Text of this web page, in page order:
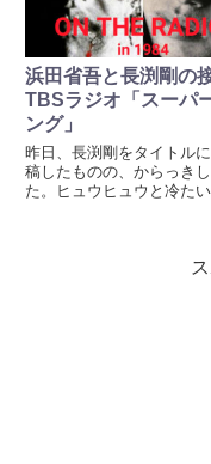
浜田省吾と長渕剛の
TBSラジオ「スーパ
ング」
昨日、長渕剛をタイトル
稿したものの、からっき
た。ヒュウヒュウと冷た
らのファンの方は、浜田